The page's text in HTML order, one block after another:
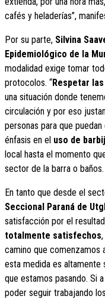
cafés y heladerías”,
Por su parte, Silvina
Epidemiológico de la
modalidad exige tomar
protocolos. “Respetar
una situación donde
circulación y por eso
personas para que
énfasis en el uso de
local hasta el momento
sector de la barra o baños.
En tanto que desde el
Seccional Paraná de
satisfacción por el
totalmente satisfechos
camino que comenzamos
esta medida es altamente
que estamos pasando. Si
poder seguir trabajando